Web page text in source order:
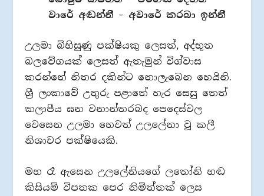
වාරේ අඬන්නී – අවාරේ කරබා ඉන්නී
උලමා බිහිසුණු පක්ෂියකු ලෙසත්, අද්භූත
බලවේගයක් ලෙසත් ඇතැමුන් විශ්වාස
කරන්නේ නිතර දකින්ට නොලැබෙන හෙයිනි.
ශ්‍රී ලංකාවේ උතුරු පළාතේ හැර සෙසු තෙත්
කලාපීය ඝන වනාන්තරබද පෙදෙස්වල
වෙසෙන උලමා හෙවත් උලලේනා වූ කලී
නිශාචර පක්ෂියෙකි.
මහ රෑ ඇසෙන උලලේනියගේ ලතෝනි හඬ
කිසියම් විපතක පෙර නිමිත්තක් ලෙස